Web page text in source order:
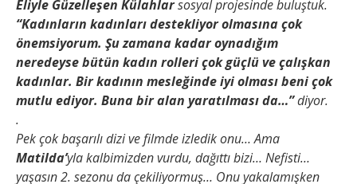
Eliyle Güzelleşen Külahlarsosyal projesinde buluştuk.
“Kadınların kadınları destekliyor olmasına çok
önemsiyorum. Şu zamana kadar oynadığım
neredeyse bütün kadın rolleri çok güçlü ve çalışkan
kadınlar. Bir kadının mesleğinde iyi olması beni çok
mutlu ediyor. Buna bir alan yaratılması da…”diyor.
.
Pek çok başarılı dizi ve filmde izledik onu… Ama
Matilda’yla kalbimizden vurdu, dağıttı bizi… Nefisti…
yaşasın 2. sezonu da çekiliyormuş… Onu yakalamışken